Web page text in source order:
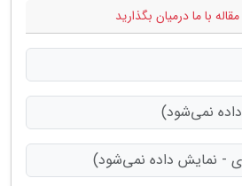
با ما درمیان بگذارید